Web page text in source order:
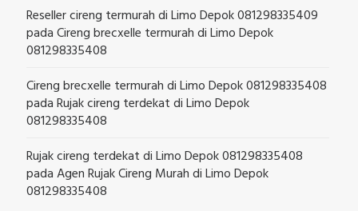
Reseller cireng termurah di Limo Depok 081298335409
padaCireng brecxelle termurah di Limo Depok
081298335408
Cireng brecxelle termurah di Limo Depok 081298335408
padaRujak cireng terdekat di Limo Depok
081298335408
Rujak cireng terdekat di Limo Depok 081298335408
padaAgen Rujak Cireng Murah di Limo Depok
081298335408